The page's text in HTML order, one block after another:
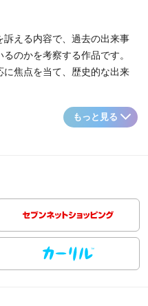
える内容で、過去の出来事
のかを考察する作品です。
焦点を当て、歴史的な出来
もっと見る